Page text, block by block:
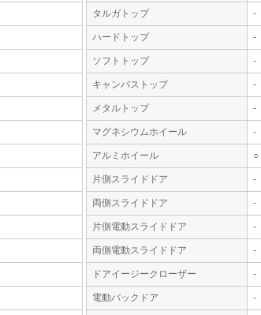
タルガトップ -
ハードトップ -
ソフトトップ -
キャンバストップ -
メタルトップ -
マグネシウムホイール -
アルミホイール ○
片側スライドドア -
両側スライドドア -
片側電動スライドドア -
両側電動スライドドア -
ドアイージークローザー -
電動バックドア -